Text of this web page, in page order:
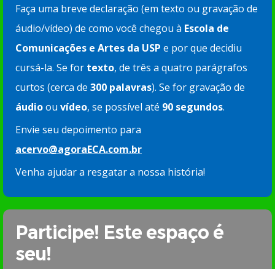
Faça uma breve declaração (em texto ou gravação de
áudio/vídeo) de como você chegou à Escola de
Comunicações e Artes da USP e por que decidiu
cursá-la. Se for texto, de três a quatro parágrafos
curtos (cerca de 300 palavras). Se for gravação de
áudioou vídeo, se possível até 90 segundos.
Envie seu depoimento para
acervo@agoraECA.com.br
Venha ajudar a resgatar a nossa história!
Participe! Este espaço é
seu!